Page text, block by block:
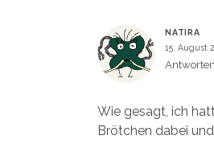
NATIRA
15. August
Antworten
Wie gesagt, ich
Brötchen dabei